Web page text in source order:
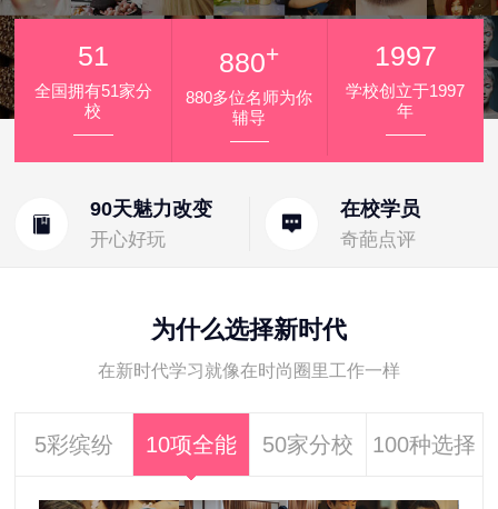
90天魅力改变
开心好玩
在校学员
奇葩点评
51
全国拥有51家分
校
880+
880多位名师为你
辅导
1997
学校创立于1997
年
为什么选择新时代
在新时代学习就像在时尚圈里工作一样
5彩缤纷 10项全能 50家分校 100种选择